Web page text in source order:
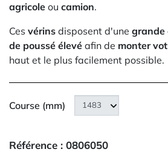
agricole ou camion.
Ces vérins disposent d'une grande
de poussé élevé afin de monter
haut et le plus facilement possible.
Course (mm)
Référence : 0806050